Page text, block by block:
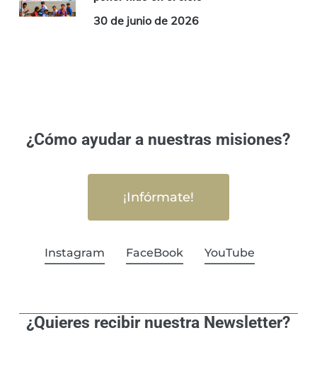
30 de junio de 2026
¿Cómo ayudar a nuestras misiones?
¡Infórmate!
Instagram FaceBook YouTube
¿Quieres recibir nuestra Newsletter?